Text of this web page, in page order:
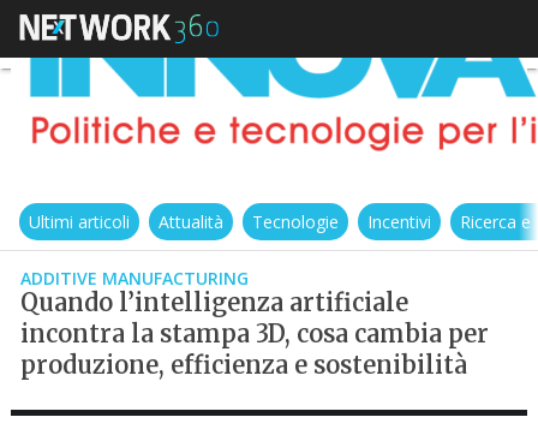
Ultimi articoli Attualità Tecnologie Incentivi Ricerca
ADDITIVE MANUFACTURING
Quando l’intelligenza artificiale
incontra la stampa 3D, cosa cambia per
produzione, efficienza e sostenibilità